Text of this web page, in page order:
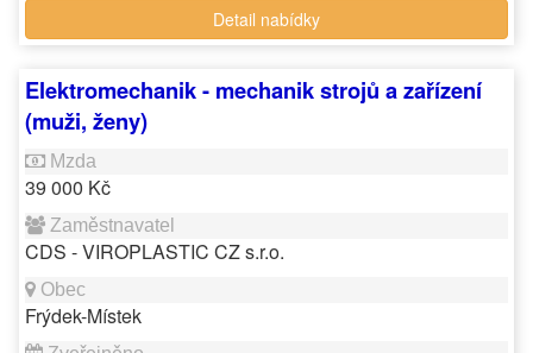
Detail nabídky
Elektromechanik - mechanik strojů a zařízení
(muži, ženy)
39 000 Kč
CDS - VIROPLASTIC CZ s.r.o.
Frýdek-Místek